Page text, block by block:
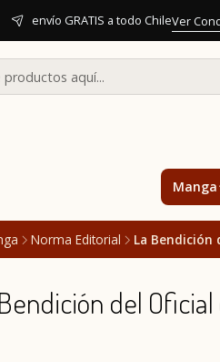
Manga
envío GRATIS a todo ChileVer
Norma Editorial La Bendición
del Oficial